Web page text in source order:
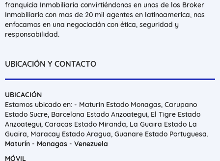
franquicia Inmobiliaria convirtiéndonos en unos de los Broker
Inmobiliario con mas de 20 mil agentes en latinoamerica, nos
enfocamos en una negociación con ética, seguridad y
responsabilidad.
UBICACIÓN Y CONTACTO
UBICACIÓN
Estamos ubicado en: - Maturin Estado Monagas, Carupano
Estado Sucre, Barcelona Estado Anzoategui, El Tigre Estado
Anzoategui, Caracas Estado Miranda, La Guaira Estado La
Guaira, Maracay Estado Aragua, Guanare Estado Portuguesa.
Maturín - Monagas - Venezuela